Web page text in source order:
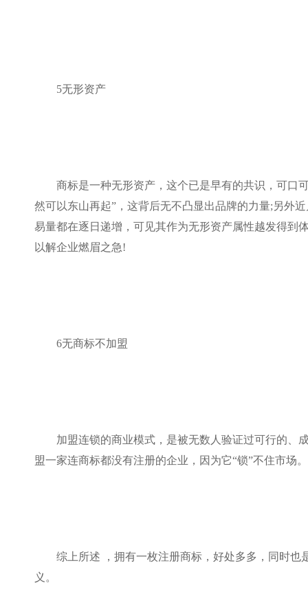
5无形资产
商标是一种无形资产，这个已是早有的共识，可口
然可以东山再起”，这背后无不凸显出品牌的力量;另外
易量都在逐日递增，可见其作为无形资产属性越发得到
以解企业燃眉之急!
6无商标不加盟
加盟连锁的商业模式，是被无数人验证过可行的、
盟一家连商标都没有注册的企业，因为它“锁”不住市场。
综上所述 ，拥有一枚注册商标，好处多多，同时
义。